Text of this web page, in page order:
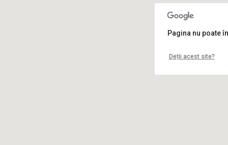
Pagina nu poate
Deții acest site?